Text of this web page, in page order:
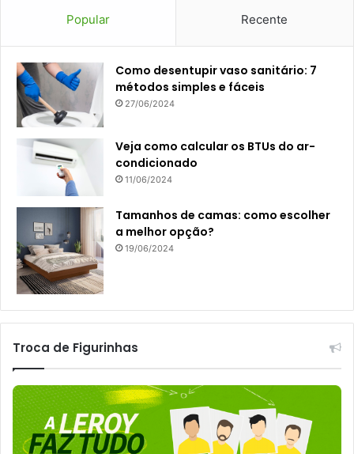
Popular Recente
Como desentupir vaso sanitário: 7
métodos simples e fáceis
27/06/2024
Veja como calcular os BTUs do ar-
condicionado
11/06/2024
Tamanhos de camas: como escolher
a melhor opção?
19/06/2024
Troca de Figurinhas